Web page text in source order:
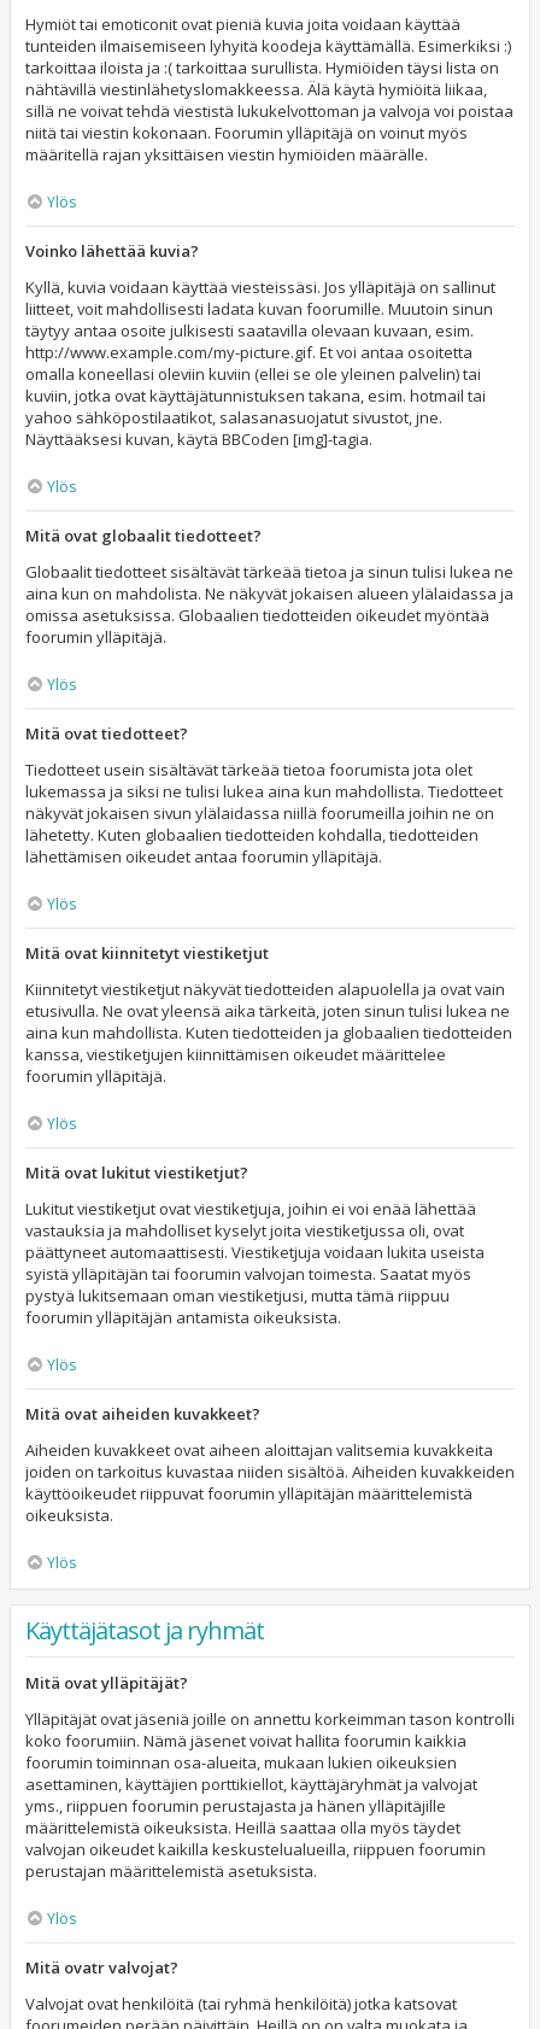
Hymiöt tai emoticonit ovat pieniä kuvia joita voidaan käyttää
tunteiden ilmaisemiseen lyhyitä koodeja käyttämällä. Esimerkiksi :)
tarkoittaa iloista ja :( tarkoittaa surullista. Hymiöiden täysi lista on
nähtävillä viestinlähetyslomakkeessa. Älä käytä hymiöitä liikaa,
sillä ne voivat tehdä viestistä lukukelvottoman ja valvoja voi poistaa
niitä tai viestin kokonaan. Foorumin ylläpitäjä on voinut myös
määritellä rajan yksittäisen viestin hymiöiden määrälle.
Ylös
Voinko lähettää kuvia?
Kyllä, kuvia voidaan käyttää viesteissäsi. Jos ylläpitäjä on sallinut
liitteet, voit mahdollisesti ladata kuvan foorumille. Muutoin sinun
täytyy antaa osoite julkisesti saatavilla olevaan kuvaan, esim.
http://www.example.com/my-picture.gif. Et voi antaa osoitetta
omalla koneellasi oleviin kuviin (ellei se ole yleinen palvelin) tai
kuviin, jotka ovat käyttäjätunnistuksen takana, esim. hotmail tai
yahoo sähköpostilaatikot, salasanasuojatut sivustot, jne.
Näyttääksesi kuvan, käytä BBCoden [img]-tagia.
Ylös
Mitä ovat globaalit tiedotteet?
Globaalit tiedotteet sisältävät tärkeää tietoa ja sinun tulisi lukea ne
aina kun on mahdolista. Ne näkyvät jokaisen alueen ylälaidassa ja
omissa asetuksissa. Globaalien tiedotteiden oikeudet myöntää
foorumin ylläpitäjä.
Ylös
Mitä ovat tiedotteet?
Tiedotteet usein sisältävät tärkeää tietoa foorumista jota olet
lukemassa ja siksi ne tulisi lukea aina kun mahdollista. Tiedotteet
näkyvät jokaisen sivun ylälaidassa niillä foorumeilla joihin ne on
lähetetty. Kuten globaalien tiedotteiden kohdalla, tiedotteiden
lähettämisen oikeudet antaa foorumin ylläpitäjä.
Ylös
Mitä ovat kiinnitetyt viestiketjut
Kiinnitetyt viestiketjut näkyvät tiedotteiden alapuolella ja ovat vain
etusivulla. Ne ovat yleensä aika tärkeitä, joten sinun tulisi lukea ne
aina kun mahdollista. Kuten tiedotteiden ja globaalien tiedotteiden
kanssa, viestiketjujen kiinnittämisen oikeudet määrittelee
foorumin ylläpitäjä.
Ylös
Mitä ovat lukitut viestiketjut?
Lukitut viestiketjut ovat viestiketjuja, joihin ei voi enää lähettää
vastauksia ja mahdolliset kyselyt joita viestiketjussa oli, ovat
päättyneet automaattisesti. Viestiketjuja voidaan lukita useista
syistä ylläpitäjän tai foorumin valvojan toimesta. Saatat myös
pystyä lukitsemaan oman viestiketjusi, mutta tämä riippuu
foorumin ylläpitäjän antamista oikeuksista.
Ylös
Mitä ovat aiheiden kuvakkeet?
Aiheiden kuvakkeet ovat aiheen aloittajan valitsemia kuvakkeita
joiden on tarkoitus kuvastaa niiden sisältöä. Aiheiden kuvakkeiden
käyttöoikeudet riippuvat foorumin ylläpitäjän määrittelemistä
oikeuksista.
Ylös
Käyttäjätasot ja ryhmät
Mitä ovat ylläpitäjät?
Ylläpitäjät ovat jäseniä joille on annettu korkeimman tason kontrolli
koko foorumiin. Nämä jäsenet voivat hallita foorumin kaikkia
foorumin toiminnan osa-alueita, mukaan lukien oikeuksien
asettaminen, käyttäjien porttikiellot, käyttäjäryhmät ja valvojat
yms., riippuen foorumin perustajasta ja hänen ylläpitäjille
määrittelemistä oikeuksista. Heillä saattaa olla myös täydet
valvojan oikeudet kaikilla keskustelualueilla, riippuen foorumin
perustajan määrittelemistä asetuksista.
Ylös
Mitä ovatr valvojat?
Valvojat ovat henkilöitä (tai ryhmä henkilöitä) jotka katsovat